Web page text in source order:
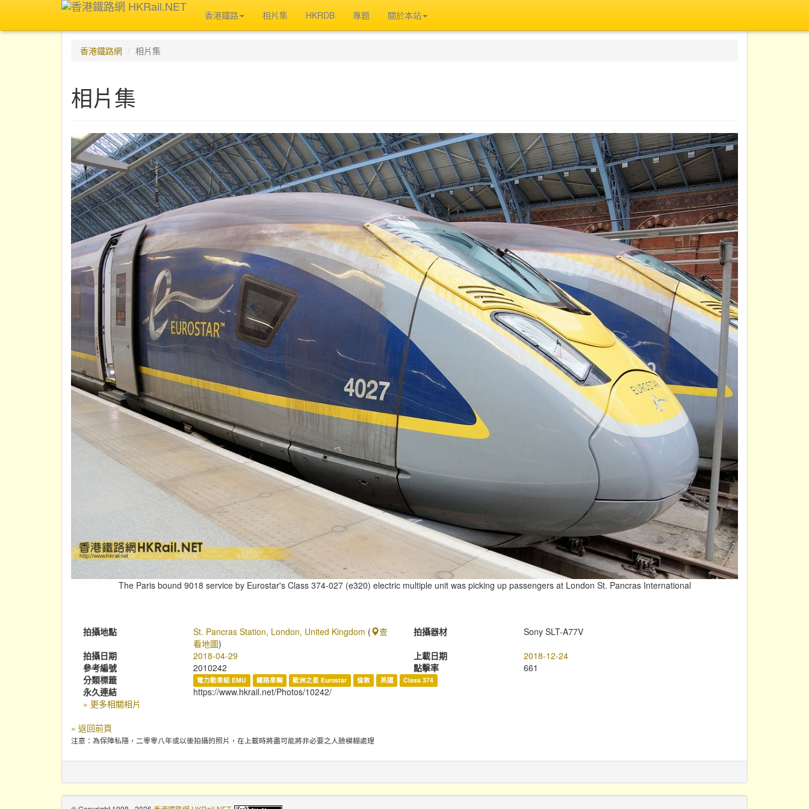
香港鐵路 相片集 HKRDB 專題 關於本站
香港鐵路網 相片集
相片集
The Paris bound 9018 service by Eurostar's Class 374-027 (e320) electric multiple unit was picking up passengers at London St. Pancras International
拍攝地點 St. Pancras Station, London, United Kingdom (
查
看地圖)
拍攝器材
Sony SLT-A77V
拍攝日期
2018-04-29 上載日期
2018-12-24
參考編號
2010242 點擊率
661
分類標籤
電力動車組 EMU 鐵路車輛 歐洲之星 Eurostar 倫敦 英國 Class 374
永久連結
https://www.hkrail.net/Photos/10242/
» 更多相關相片
« 返回前頁
注意：為保障私隱，二零零八年或以後拍攝的照片，在上載時將盡可能將非必要之人臉模糊處理